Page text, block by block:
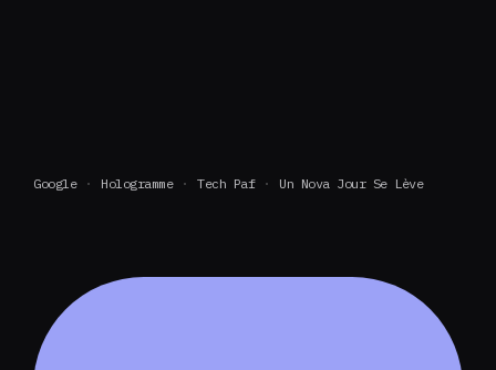
Google Hologramme Tech Paf Un Nova Jour Se Lève